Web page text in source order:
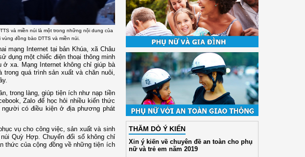
và miền núi là một trong những nội dung của
đồng bào DTTS và miền núi.
mạng Internet tại bản Khúa, xã Châu
dụng một chiếc điện thoại thông minh
xa. Mạng Internet không chỉ giúp bà
quá trình sản xuất và chăn nuôi,
trong làng, giúp tiện ích như nạp tiền
Zalo để học hỏi nhiều kiến thức
có điều kiện ở địa phương phát
vụ cho công việc, sản xuất và sinh
Quỳ Hợp. Chuyển đổi số không chỉ
thức của cộng đồng về những tiện ích
THĂM DÒ Ý KIẾN
Xin ý kiến về chuyên đề an toàn cho phụ
nữ và trẻ em năm 2019